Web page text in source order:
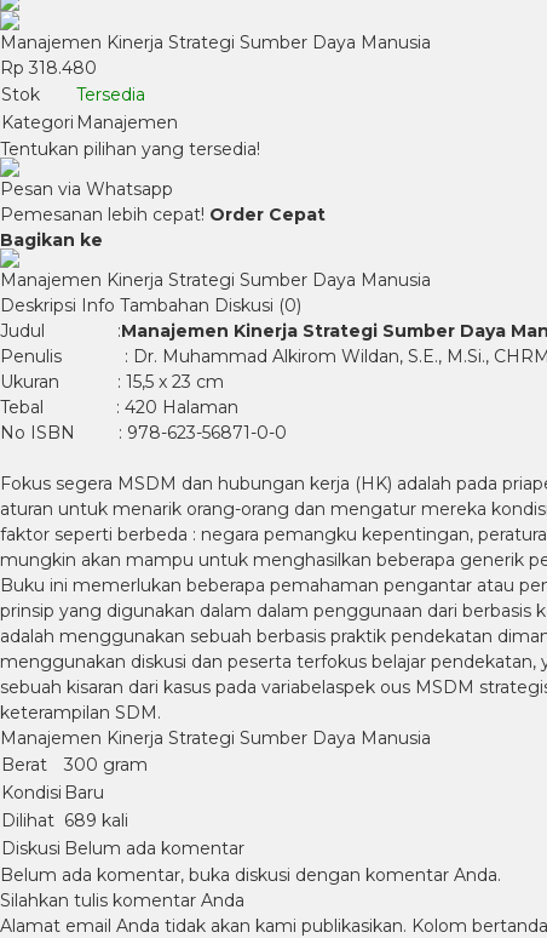
Manajemen Kinerja Strategi Sumber Daya Manusia
Rp 318.480
Stok
Tersedia
Kategori Manajemen
Tentukan pilihan yang tersedia!
Pesan via Whatsapp
Pemesanan lebih cepat! Order Cepat
Bagikan ke
Manajemen Kinerja Strategi Sumber Daya Manusia
Deskripsi Info Tambahan Diskusi (0)
Judul :Manajemen Kinerja Strategi Sumber Daya
Penulis : Dr. Muhammad Alkirom Wildan, S.E., M.Si.,
Ukuran : 15,5 x 23 cm
Tebal : 420 Halaman
No ISBN : 978-623-56871-0-0
Fokus segera MSDM dan hubungan kerja (HK) adalah pada
aturan untuk menarik orang-orang dan mengatur mereka
faktor seperti berbeda : negara pemangku kepentingan,
mungkin akan mampu untuk menghasilkan beberapa generik
Buku ini memerlukan beberapa pemahaman pengantar atau
prinsip yang digunakan dalam dalam penggunaan dari
adalah menggunakan sebuah berbasis praktik pendekatan
menggunakan diskusi dan peserta terfokus belajar
sebuah kisaran dari kasus pada variabelaspek ous MSDM
keterampilan SDM.
Manajemen Kinerja Strategi Sumber Daya Manusia
Berat
300 gram
Kondisi Baru
Dilihat 689 kali
Diskusi Belum ada komentar
Belum ada komentar, buka diskusi dengan komentar Anda.
Silahkan tulis komentar Anda
Alamat email Anda tidak akan kami publikasikan. Kolom